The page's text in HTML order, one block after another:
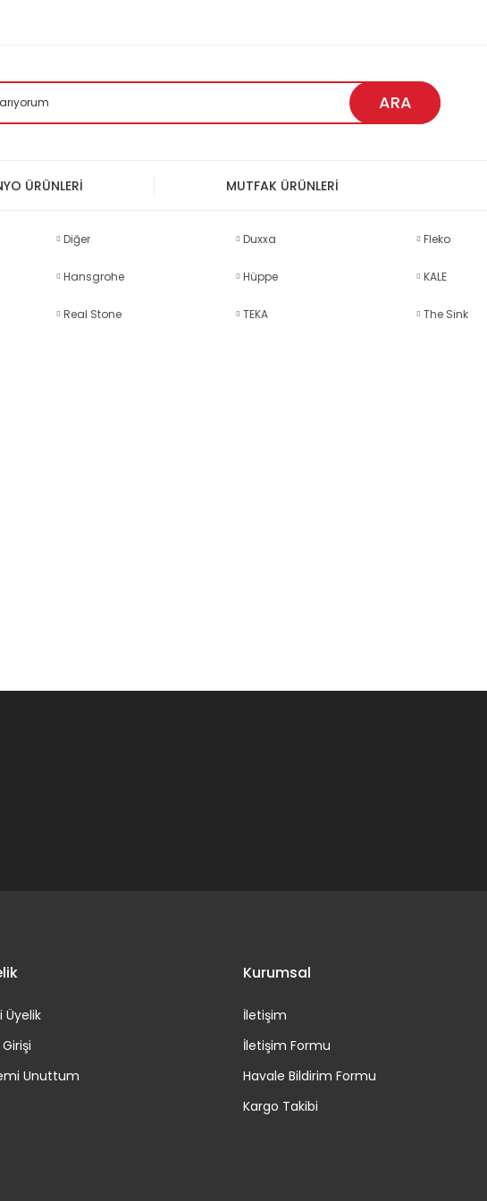
ARA
ÜRÜNLERİ MUTFAK ÜRÜNLERİ
Diğer Duxxa Fleko
Hansgrohe Hüppe KALE
Real Stone TEKA The Sink
Üyelik
Unuttum
Kurumsal
İletişim
İletişim Formu
Havale Bildirim Formu
Kargo Takibi